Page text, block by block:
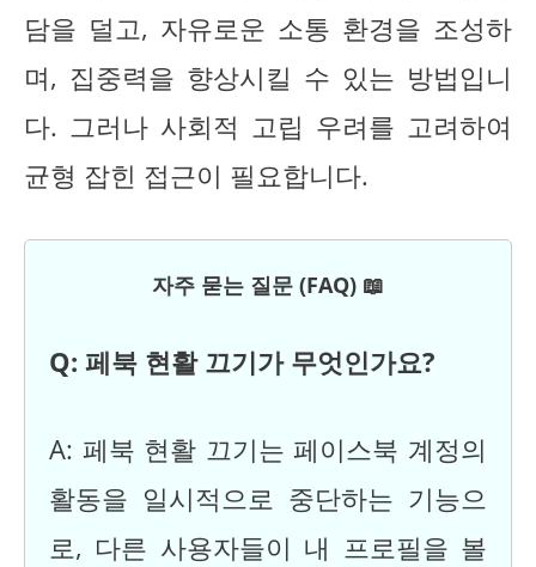
담을 덜고, 자유로운 소통 환경을 조성하
며, 집중력을 향상시킬 수 있는 방법입니
다. 그러나 사회적 고립 우려를 고려하여
균형 잡힌 접근이 필요합니다.
자주 묻는 질문 (FAQ) 📖
Q: 페북 현활 끄기가 무엇인가요?
A: 페북 현활 끄기는 페이스북 계정의
활동을 일시적으로 중단하는 기능으
로, 다른 사용자들이 내 프로필을 볼